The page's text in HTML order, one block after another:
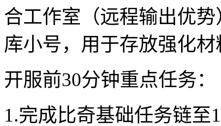
合工作室（远程输出优
库小号，用于存放强化
开服前30分钟重点任务：
1.完成比奇基础任务链至